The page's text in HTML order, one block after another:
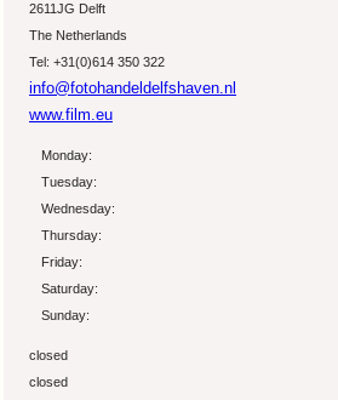
2611JG Delft
The Netherlands
Tel: +31(0)614 350 322
info@fotohandeldelfshaven.nl
www.film.eu
Monday:
Tuesday:
Wednesday:
Thursday:
Friday:
Saturday:
Sunday:
closed
closed